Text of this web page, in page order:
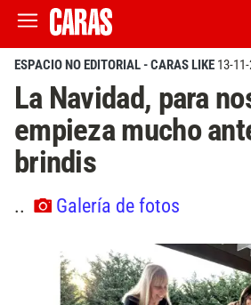
ESPACIO NO EDITORIAL - CARAS LIKE 13-
La Navidad, para
empieza mucho
brindis
.. Galería de fotos